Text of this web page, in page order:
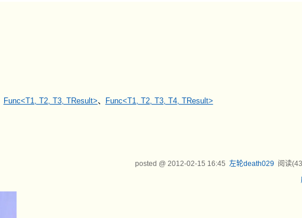
Func<T1, T2, T3, TResult>、 Func<T1, T2, T3, T4, TResult>
posted @2012-02-15 16:45 左轮death029 阅读(